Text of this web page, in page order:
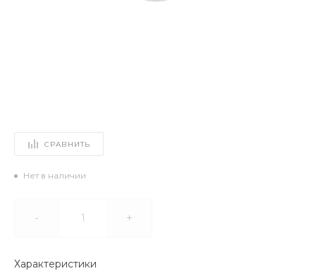
СРАВНИТЬ
Нет в наличии
- +
Характеристики